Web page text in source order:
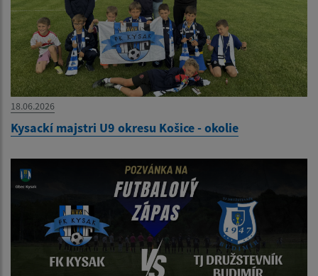
18.06.2026
Kysackí majstri U9 okresu Košice - okolie